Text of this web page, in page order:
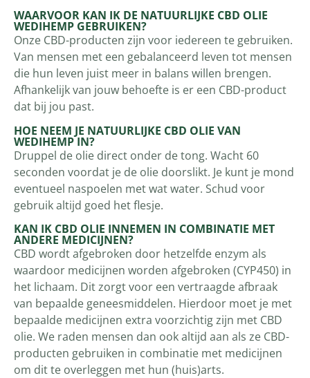
WAARVOOR KAN IK DE NATUURLIJKE CBD OLIE
WEDIHEMP GEBRUIKEN?
Onze CBD-producten zijn voor iedereen te gebruiken.
Van mensen met een gebalanceerd leven tot mensen
die hun leven juist meer in balans willen brengen.
Afhankelijk van jouw behoefte is er een CBD-product
dat bij jou past.
HOE NEEM JE NATUURLIJKE CBD OLIE VAN
WEDIHEMP IN?
Druppel de olie direct onder de tong. Wacht 60
seconden voordat je de olie doorslikt. Je kunt je mond
eventueel naspoelen met wat water. Schud voor
gebruik altijd goed het flesje.
KAN IK CBD OLIE INNEMEN IN COMBINATIE MET
ANDERE MEDICIJNEN?
CBD wordt afgebroken door hetzelfde enzym als
waardoor medicijnen worden afgebroken (CYP450) in
het lichaam. Dit zorgt voor een vertraagde afbraak
van bepaalde geneesmiddelen. Hierdoor moet je met
bepaalde medicijnen extra voorzichtig zijn met CBD
olie. We raden mensen dan ook altijd aan als ze CBD-
producten gebruiken in combinatie met medicijnen
om dit te overleggen met hun (huis)arts.